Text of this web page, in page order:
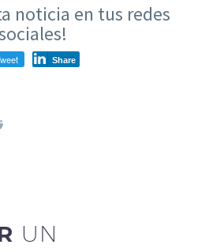
noticia en tus redes
Share
UN